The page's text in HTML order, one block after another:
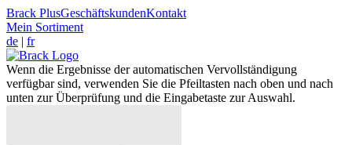
Brack PlusGeschäftskundenKontakt
Mein Sortiment
de | fr
Wenn die Ergebnisse der automatischen Vervollständigung
verfügbar sind, verwenden Sie die Pfeiltasten nach oben und nach
unten zur Überprüfung und die Eingabetaste zur Auswahl.